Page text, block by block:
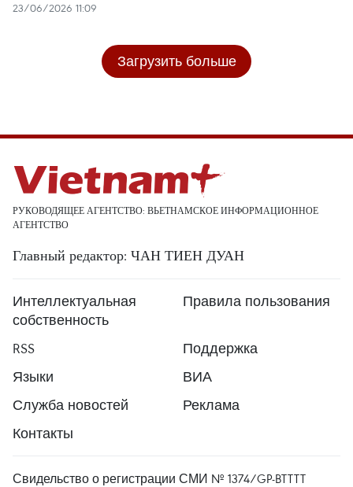
23/06/2026 11:09
Загрузить больше
РУКОВОДЯЩЕЕ АГЕНТСТВО: ВЬЕТНАМСКОЕ ИНФОРМАЦИОННОЕ
АГЕНТСТВО
Главный редактор: ЧАН ТИЕН ДУАН
Интеллектуальная
собственность
Правила пользования
RSS
Поддержка
Языки
ВИА
Служба новостей
Реклама
Контакты
Свидельство о регистрации СМИ № 1374/GP-BTTTT